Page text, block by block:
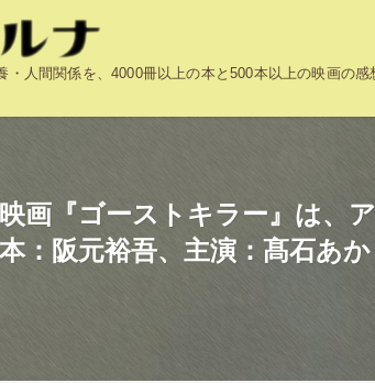
・人間関係を、4000冊以上の本と500本以上の映画の感
映画『ゴーストキラー』は
：阪元裕吾、主演：髙石あ